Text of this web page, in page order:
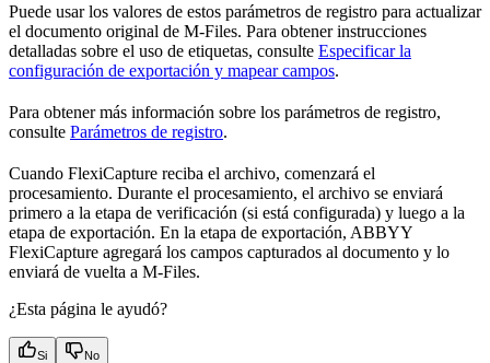
Puede usar los valores de estos parámetros de registro para actualizar
el documento original de M-Files. Para obtener instrucciones
detalladas sobre el uso de etiquetas, consulte Especificar la
configuración de exportación y mapear campos.
Para obtener más información sobre los parámetros de registro,
consulte Parámetros de registro.
Cuando FlexiCapture reciba el archivo, comenzará el
procesamiento. Durante el procesamiento, el archivo se enviará
primero a la etapa de verificación (si está configurada) y luego a la
etapa de exportación. En la etapa de exportación, ABBYY
FlexiCapture agregará los campos capturados al documento y lo
enviará de vuelta a M-Files.
¿Esta página le ayudó?
Si No